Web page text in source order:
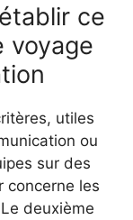
ce
voyage
utiles
ou
sur des
concerne les
deuxième